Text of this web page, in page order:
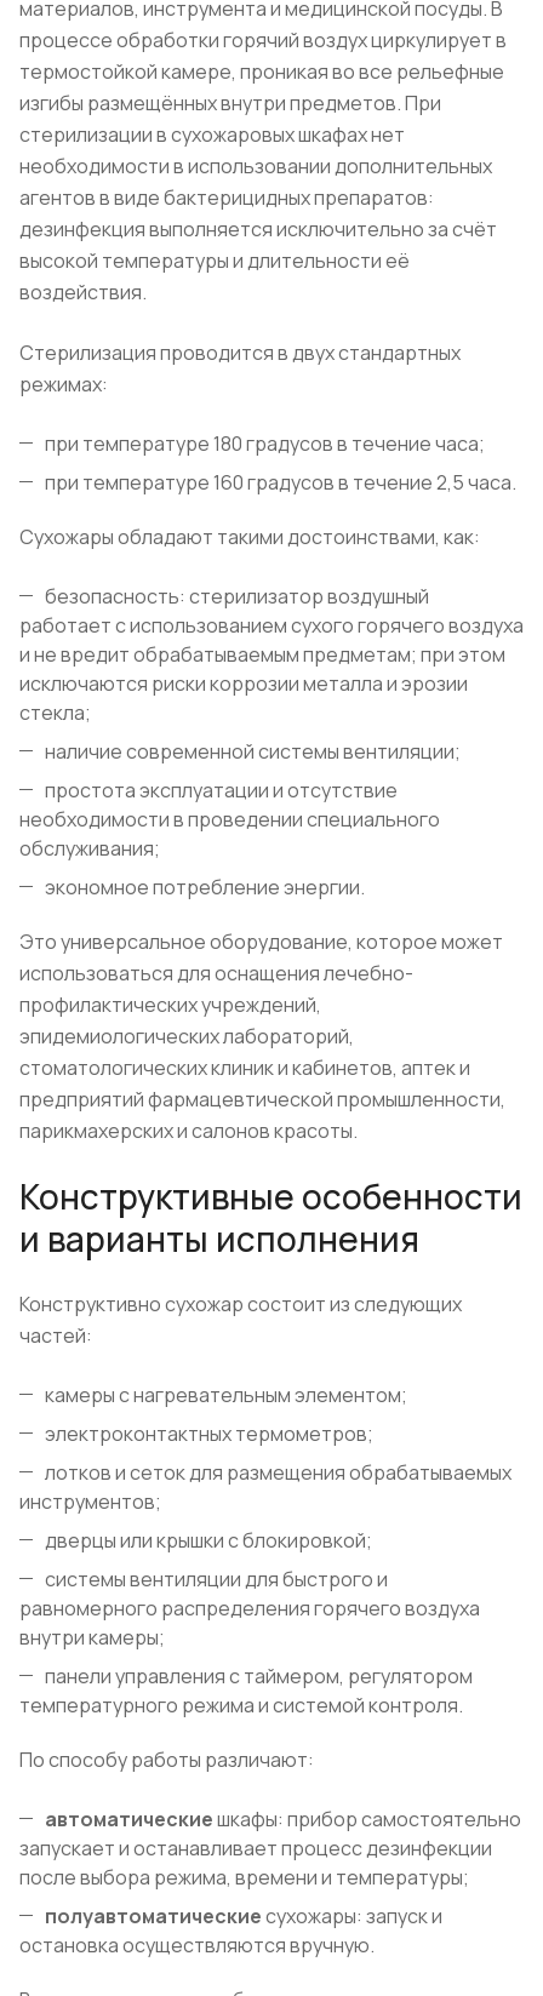
материалов, инструмента и медицинской посуды. В
процессе обработки горячий воздух циркулирует в
термостойкой камере, проникая во все рельефные
изгибы размещённых внутри предметов. При
стерилизации в сухожаровых шкафах нет
необходимости в использовании дополнительных
агентов в виде бактерицидных препаратов:
дезинфекция выполняется исключительно за счёт
высокой температуры и длительности её
воздействия.
Стерилизация проводится в двух стандартных
режимах:
при температуре 180 градусов в течение часа;
при температуре 160 градусов в течение 2,5 часа.
Сухожары обладают такими достоинствами, как:
безопасность: стерилизатор воздушный
работает с использованием сухого горячего воздуха
и не вредит обрабатываемым предметам; при этом
исключаются риски коррозии металла и эрозии
стекла;
наличие современной системы вентиляции;
простота эксплуатации и отсутствие
необходимости в проведении специального
обслуживания;
экономное потребление энергии.
Это универсальное оборудование, которое может
использоваться для оснащения лечебно-
профилактических учреждений,
эпидемиологических лабораторий,
стоматологических клиник и кабинетов, аптек и
предприятий фармацевтической промышленности,
парикмахерских и салонов красоты.
Конструктивные особенности
и варианты исполнения
Конструктивно сухожар состоит из следующих
частей:
камеры с нагревательным элементом;
электроконтактных термометров;
лотков и сеток для размещения обрабатываемых
инструментов;
дверцы или крышки с блокировкой;
системы вентиляции для быстрого и
равномерного распределения горячего воздуха
внутри камеры;
панели управления с таймером, регулятором
температурного режима и системой контроля.
По способу работы различают:
автоматическиешкафы: прибор самостоятельно
запускает и останавливает процесс дезинфекции
после выбора режима, времени и температуры;
полуавтоматическиесухожары: запуск и
остановка осуществляются вручную.